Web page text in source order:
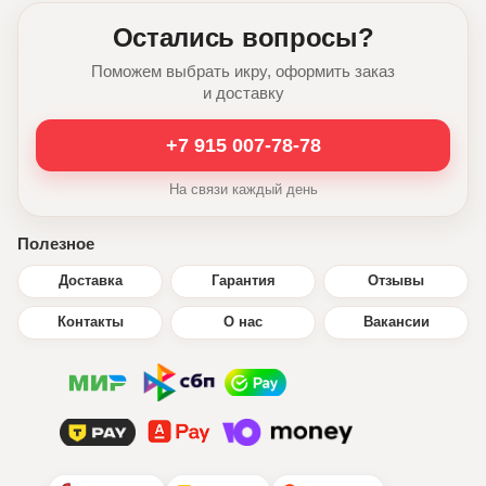
Остались вопросы?
Поможем выбрать икру, оформить заказ
и доставку
+7 915 007-78-78
На связи каждый день
Полезное
Доставка Гарантия Отзывы
Контакты О нас Вакансии